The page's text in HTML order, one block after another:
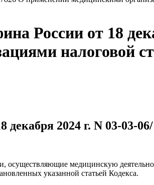
России от 18
налоговой
2024 г. N 03-03-06/
медицинскую
указанной статьей Кодекса.